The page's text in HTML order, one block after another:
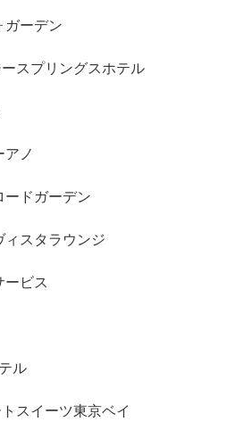
ガーデン
スプリングスホテル
アノ
ードガーデン
ィスタラウンジ
ービス
ル
スイーツ東京ベイ